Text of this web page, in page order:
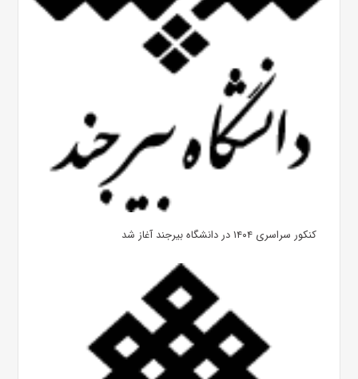
کنکور سراسری ۱۴۰۴ در دانشگاه بیرجند آغاز شد